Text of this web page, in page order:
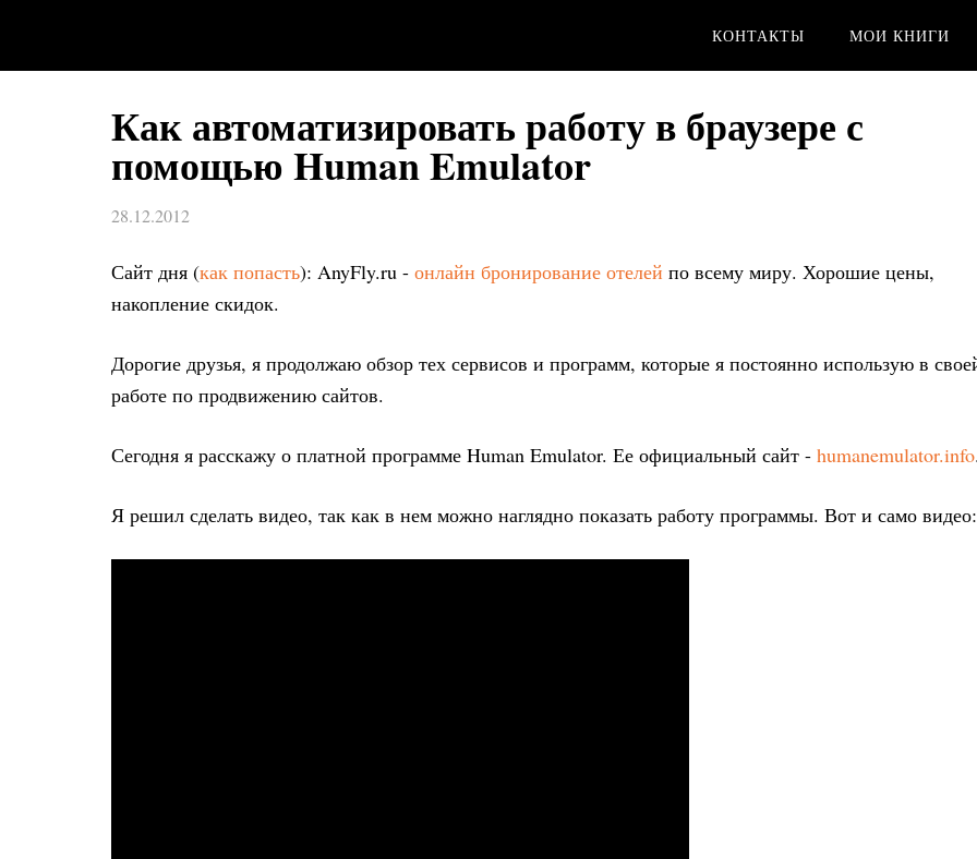
КОНТАКТЫ МОИ КНИГИ
Как автоматизировать работу в браузере с
помощью Human Emulator
28.12.2012
Сайт дня (как попасть): AnyFly.ru - онлайн бронирование отелей по всему миру. Хорошие цены,
накопление скидок.
Дорогие друзья, я продолжаю обзор тех сервисов и программ, которые я постоянно использую в
работе по продвижению сайтов.
Сегодня я расскажу о платной программе Human Emulator. Ее официальный сайт - humanemulator.info
Я решил сделать видео, так как в нем можно наглядно показать работу программы. Вот и само видео: